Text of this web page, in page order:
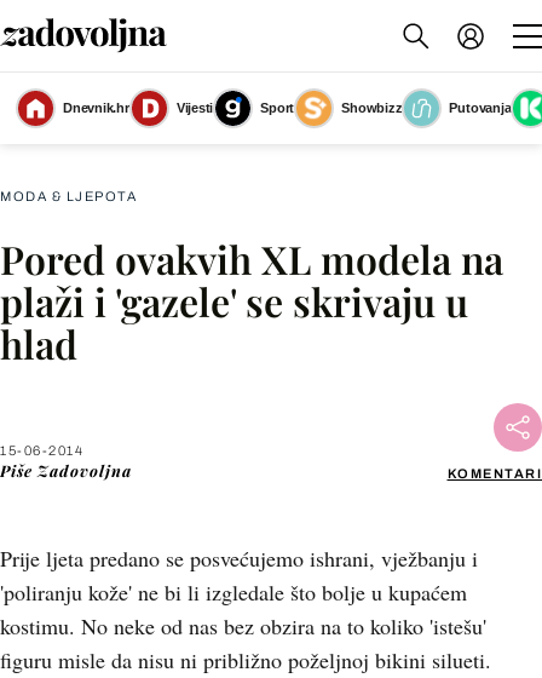
Dnevnik.hr Vijesti Sport Showbizz
Putovanja
Slika nije dostupna
MODA & LJEPOTA
Pored ovakvih XL modela na
plaži i 'gazele' se skrivaju u
hlad
15-06-2014
Piše Zadovoljna KOMENTARI
Prije ljeta predano se posvećujemo ishrani, vježbanju i
'poliranju kože' ne bi li izgledale što bolje u kupaćem
kostimu. No neke od nas bez obzira na to koliko 'istešu'
figuru misle da nisu ni približno poželjnoj bikini silueti.
Facebook